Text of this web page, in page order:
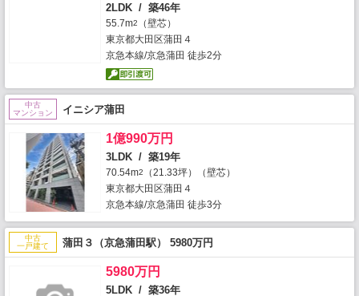
2LDK / 築46年
55.7m2
（壁芯）
東京都大田区蒲田４
京急本線/京急蒲田 徒歩2分
中古
マンション
イニシア蒲田
1億990万円
3LDK / 築19年
70.54m2
（21.33坪）（壁芯）
東京都大田区蒲田４
京急本線/京急蒲田 徒歩3分
中古
一戸建て
蒲田３（京急蒲田駅） 5980万円
5980万円
5LDK / 築36年